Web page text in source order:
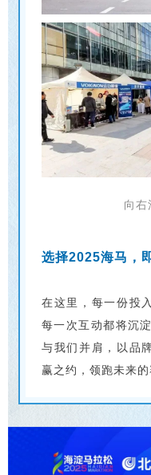
向右
选择2025海马，
在这里，每一份投
每一次互动都将沉
与我们并肩，以品
赢之约，领跑未来的